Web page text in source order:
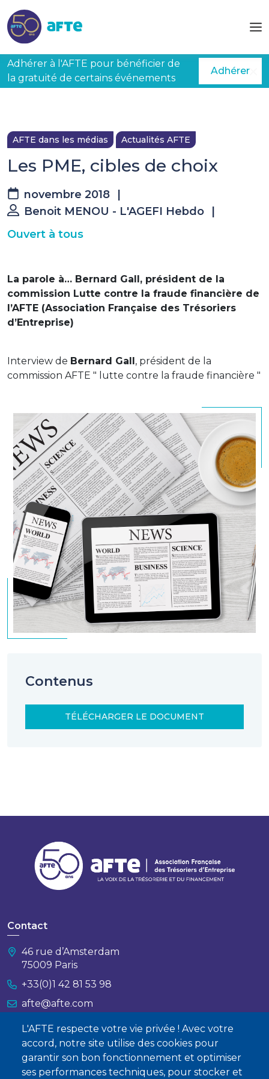
L'AFTE respecte votre vie privée ! Avec votre
accord, notre site utilise des cookies pour
garantir son bon fonctionnement et optimiser
ses performances techniques, pour stocker et
Adhérer à l'AFTE pour bénéficier de
la gratuité de certains événements
Adhérer
AFTE dans les médias Actualités AFTE
Les PME, cibles de choix
novembre 2018
Benoit MENOU - L'AGEFI Hebdo
Ouvert à tous
La parole à… Bernard Gall, président de la
commission Lutte contre la fraude financière de
l’AFTE (Association Française des Trésoriers
d’Entreprise)
Interview de Bernard Gall, président de la
commission AFTE " lutte contre la fraude financière "
Contenus
TÉLÉCHARGER LE DOCUMENT
Contact
46 rue d’Amsterdam
75009 Paris
+33(0)1 42 81 53 98
afte@afte.com
Nous contacter
À propos